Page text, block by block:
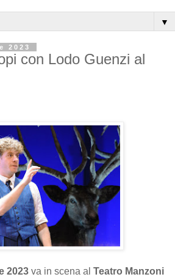
▼
2023
con Lodo Guenzi al
2023 va in scena al Teatro Manzoni